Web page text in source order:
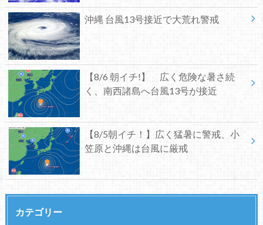
沖縄 台風13号接近で大荒れ警戒
【8/6 朝イチ!】 広く危険な暑さ続
く、南西諸島へ台風13号が接近
【8/5朝イチ！】広く猛暑に警戒、小
笠原と沖縄は台風に厳戒
カテゴリー